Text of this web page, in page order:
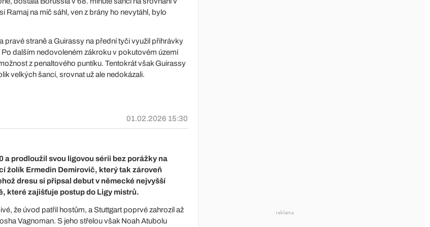
Ramaj na míč sáhl, ven z brány ho nevytáhl, bylo
pravé straně a Guirassy na přední tyči využil přihrávky
dalším nedovoleném zákroku v pokutovém území
z penaltového puntíku. Tentokrát však Guirassy
velkých šancí, srovnat už ale nedokázali.
01.02.2026 15:30
prodloužil svou ligovou sérii bez porážky na
žolík Ermedin Demirovič, který tak zároveň
dresu si připsal debut v německé nejvyšší
které zajišťuje postup do Ligy mistrů.
že úvod patřil hostům, a Stuttgart poprvé zahrozil až
Vagnoman. S jeho střelou však Noah Atubolu